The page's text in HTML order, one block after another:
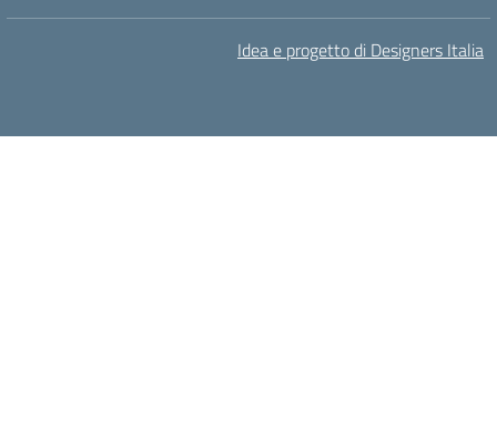
Idea e progetto di Designers Italia